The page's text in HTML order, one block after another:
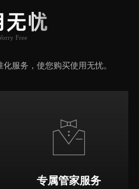
无忧
Free
服务，使您购买使用无忧。
专属管家服务